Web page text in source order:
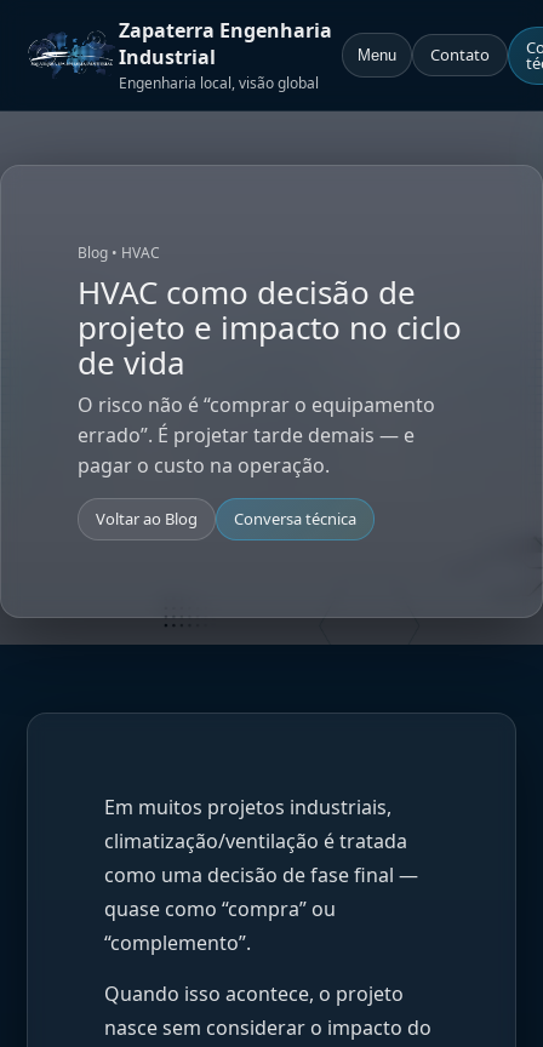
Zapaterra Engenharia
Industrial
Engenharia local, visão global
Menu Contato
Blog • HVAC
HVAC como decisão de
projeto e impacto no ciclo
de vida
O risco não é “comprar o equipamento
errado”. É projetar tarde demais — e
pagar o custo na operação.
Voltar ao Blog Conversa técnica
Em muitos projetos industriais,
climatização/ventilação é tratada
como uma decisão de fase final —
quase como “compra” ou
“complemento”.
Quando isso acontece, o projeto
nasce sem considerar o impacto do